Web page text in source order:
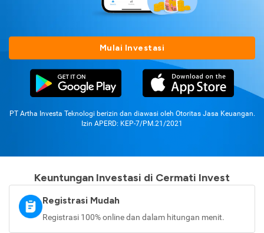
Mulai Investasi
PT Artha Investa Teknologi berizin dan diawasi oleh Otoritas Jasa Keuangan.
Izin APERD: KEP-7/PM.21/2021
Keuntungan Investasi di Cermati Invest
Registrasi Mudah
Registrasi 100% online dan dalam hitungan menit.